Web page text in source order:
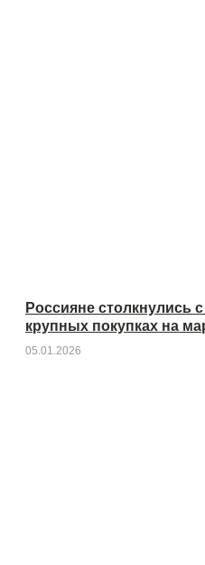
Россияне столкнулись
крупных покупках на
05.01.2026